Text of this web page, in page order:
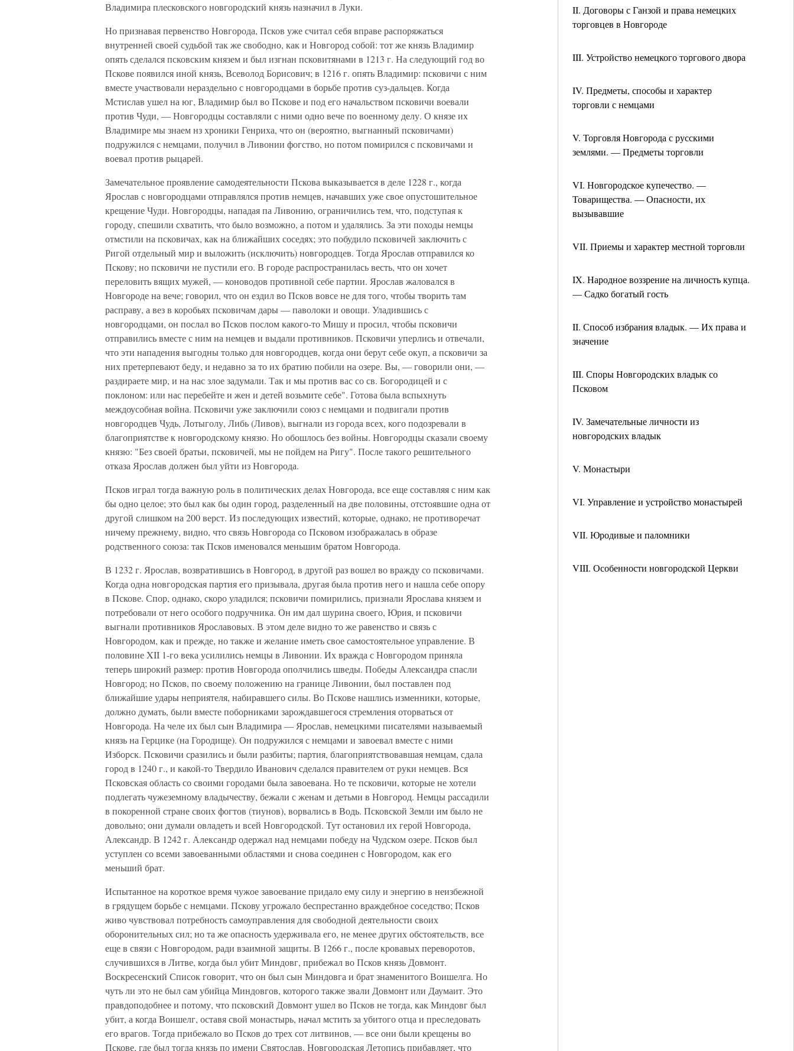
II. Договоры с Ганзой и права немецких
торговцев в Новгороде
III. Устройство немецкого торгового двора
IV. Предметы, способы и характер
торговли с немцами
V. Торговля Новгорода с русскими
землями. — Предметы торговли
VI. Новгородское купечество. —
Товарищества. — Опасности, их
вызывавшие
VII. Приемы и характер местной торговли
IX. Народное воззрение на личность купца.
— Садко богатый гость
II. Способ избрания владык. — Их права и
значение
III. Споры Новгородских владык со
Псковом
IV. Замечательные личности из
новгородских владык
V. Монастыри
VI. Управление и устройство монастырей
VII. Юродивые и паломники
VIII. Особенности новгородской Церкви
Владимира плесковского новгородский князь назначил в Луки.
Но признавая первенство Новгорода, Псков уже считал себя вправе распоряжаться
внутренней своей судьбой так же свободно, как и Новгород собой: тот же князь Владимир
опять сделался псковским князем и был изгнан псковитянами в 1213 г. На следующий год во
Пскове появился иной князь, Всеволод Борисович; в 1216 г. опять Владимир: псковичи с ним
вместе участвовали нераздельно с новгородцами в борьбе против суз-дальцев. Когда
Мстислав ушел на юг, Владимир был во Пскове и под его начальством псковичи воевали
против Чуди, — Новгородцы составляли с ними одно вече по военному делу. О князе их
Владимире мы знаем нз хроники Генриха, что он (вероятно, выгнанный псковичами)
подружился с немцами, получил в Ливонии фогство, но потом помирился с псковичами и
воевал против рыцарей.
Замечательное проявление самодеятельности Пскова выказывается в деле 1228 г., когда
Ярослав с новгородцами отправлялся против немцев, начавших уже свое опустошительное
крещение Чуди. Новгородцы, нападая па Ливонию, ограничились тем, что, подступая к
городу, спешили схватить, что было возможно, а потом и удалялись. За эти походы немцы
отмстили на псковичах, как на ближайших соседях; это побудило псковичей заключить с
Ригой отдельный мир и выложить (исключить) новгородцев. Тогда Ярослав отправился ко
Пскову; но псковичи не пустили его. В городе распространилась весть, что он хочет
переловить вящих мужей, — коноводов противной себе партии. Ярослав жаловался в
Новгороде на вече; говорил, что он ездил во Псков вовсе не для того, чтобы творить там
расправу, а вез в коробьях псковичам дары — паволоки и овощи. Уладившись с
новгородцами, он послал во Псков послом какого-то Мишу и просил, чтобы псковичи
отправились вместе с ним на немцев и выдали противников. Псковичи уперлись и отвечали,
что эти нападения выгодны только для новгородцев, когда они берут себе окуп, а псковичи за
них претерпевают беду, и недавно за то их братию побили на озере. Вы, — говорили они, —
раздираете мир, и на нас злое задумали. Так и мы против вас со св. Богородицей и с
поклоном: или нас перебейте и жен и детей возьмите себе". Готова была вспыхнуть
междоусобная война. Псковичи уже заключили союз с немцами и подвигали против
новгородцев Чудь, Лотыголу, Либь (Ливов), выгнали из города всех, кого подозревали в
благоприятстве к новгородскому князю. Но обошлось без войны. Новгородцы сказали своему
князю: "Без своей братьи, псковичей, мы не пойдем на Ригу". После такого решительного
отказа Ярослав должен был уйти из Новгорода.
Псков играл тогда важную роль в политических делах Новгорода, все еще составляя с ним как
бы одно целое; это был как бы один город, разделенный на две половины, отстоявшие одна от
другой слишком на 200 верст. Из последующих известий, которые, однако, не противоречат
ничему прежнему, видно, что связь Новгорода со Псковом изображалась в образе
родственного союза: так Псков именовался меньшим братом Новгорода.
В 1232 г. Ярослав, возвратившись в Новгород, в другой раз вошел во вражду со псковичами.
Когда одна новгородская партия его призывала, другая была против него и нашла себе опору
в Пскове. Спор, однако, скоро уладился; псковичи помирились, признали Ярослава князем и
потребовали от него особого подручника. Он им дал шурина своего, Юрия, и псковичи
выгнали противников Ярославовых. В этом деле видно то же равенство и связь с
Новгородом, как и прежде, но также и желание иметь свое самостоятельное управление. В
половине XII 1-го века усилились немцы в Ливонии. Их вражда с Новгородом приняла
теперь широкий размер: против Новгорода ополчились шведы. Победы Александра спасли
Новгород; но Псков, по своему положению на границе Ливонии, был поставлен под
ближайшие удары неприятеля, набиравшего силы. Во Пскове нашлись изменники, которые,
должно думать, были вместе поборниками зарождавшегося стремления оторваться от
Новгорода. На челе их был сын Владимира — Ярослав, немецкими писателями называемый
князь на Герцике (на Городище). Он подружился с немцами и завоевал вместе с ними
Изборск. Псковичи сразились и были разбиты; партия, благоприятствовавшая немцам, сдала
город в 1240 г., и какой-то Твердило Иванович сделался правителем от руки немцев. Вся
Псковская область со своими городами была завоевана. Но те псковичи, которые не хотели
подлегать чужеземному владычеству, бежали с женам и детьми в Новгород. Немцы рассадили
в покоренной стране своих фогтов (тиунов), ворвались в Водь. Псковской Земли им было не
довольно; они думали овладеть и всей Новгородской. Тут остановил их герой Новгорода,
Александр. В 1242 г. Александр одержал над немцами победу на Чудском озере. Псков был
уступлен со всеми завоеванными областями и снова соединен с Новгородом, как его
меньший брат.
Испытанное на короткое время чужое завоевание придало ему силу и энергию в неизбежной
в грядущем борьбе с немцами. Пскову угрожало беспрестанно враждебное соседство; Псков
живо чувствовал потребность самоуправления для свободной деятельности своих
оборонительных сил; но та же опасность удерживала его, не менее других обстоятельств, все
еще в связи с Новгородом, ради взаимной защиты. В 1266 г., после кровавых переворотов,
случившихся в Литве, когда был убит Миндовг, прибежал во Псков князь Довмонт.
Воскресенский Список говорит, что он был сын Миндовга и брат знаменитого Воишелга. Но
чуть ли это не был сам убийца Миндовгов, которого также звали Довмонт или Даумаит. Это
правдоподобнее и потому, что псковский Довмонт ушел во Псков не тогда, как Миндовг был
убит, а когда Воишелг, оставя свой монастырь, начал мстить за убитого отца и преследовать
его врагов. Тогда прибежало во Псков до трех сот литвинов, — все они были крещены во
Пскове, где был тогда князь по имени Святослав. Новгородская Летопись прибавляет, что